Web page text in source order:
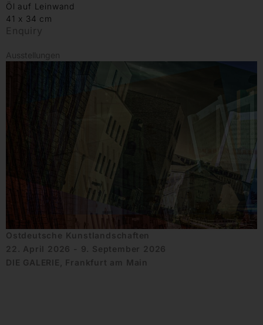
Öl auf Leinwand
41 x 34 cm
Enquiry
Ausstellungen
Ostdeutsche Kunstlandschaften
22. April 2026 - 9. September 2026
DIE GALERIE, Frankfurt am Main